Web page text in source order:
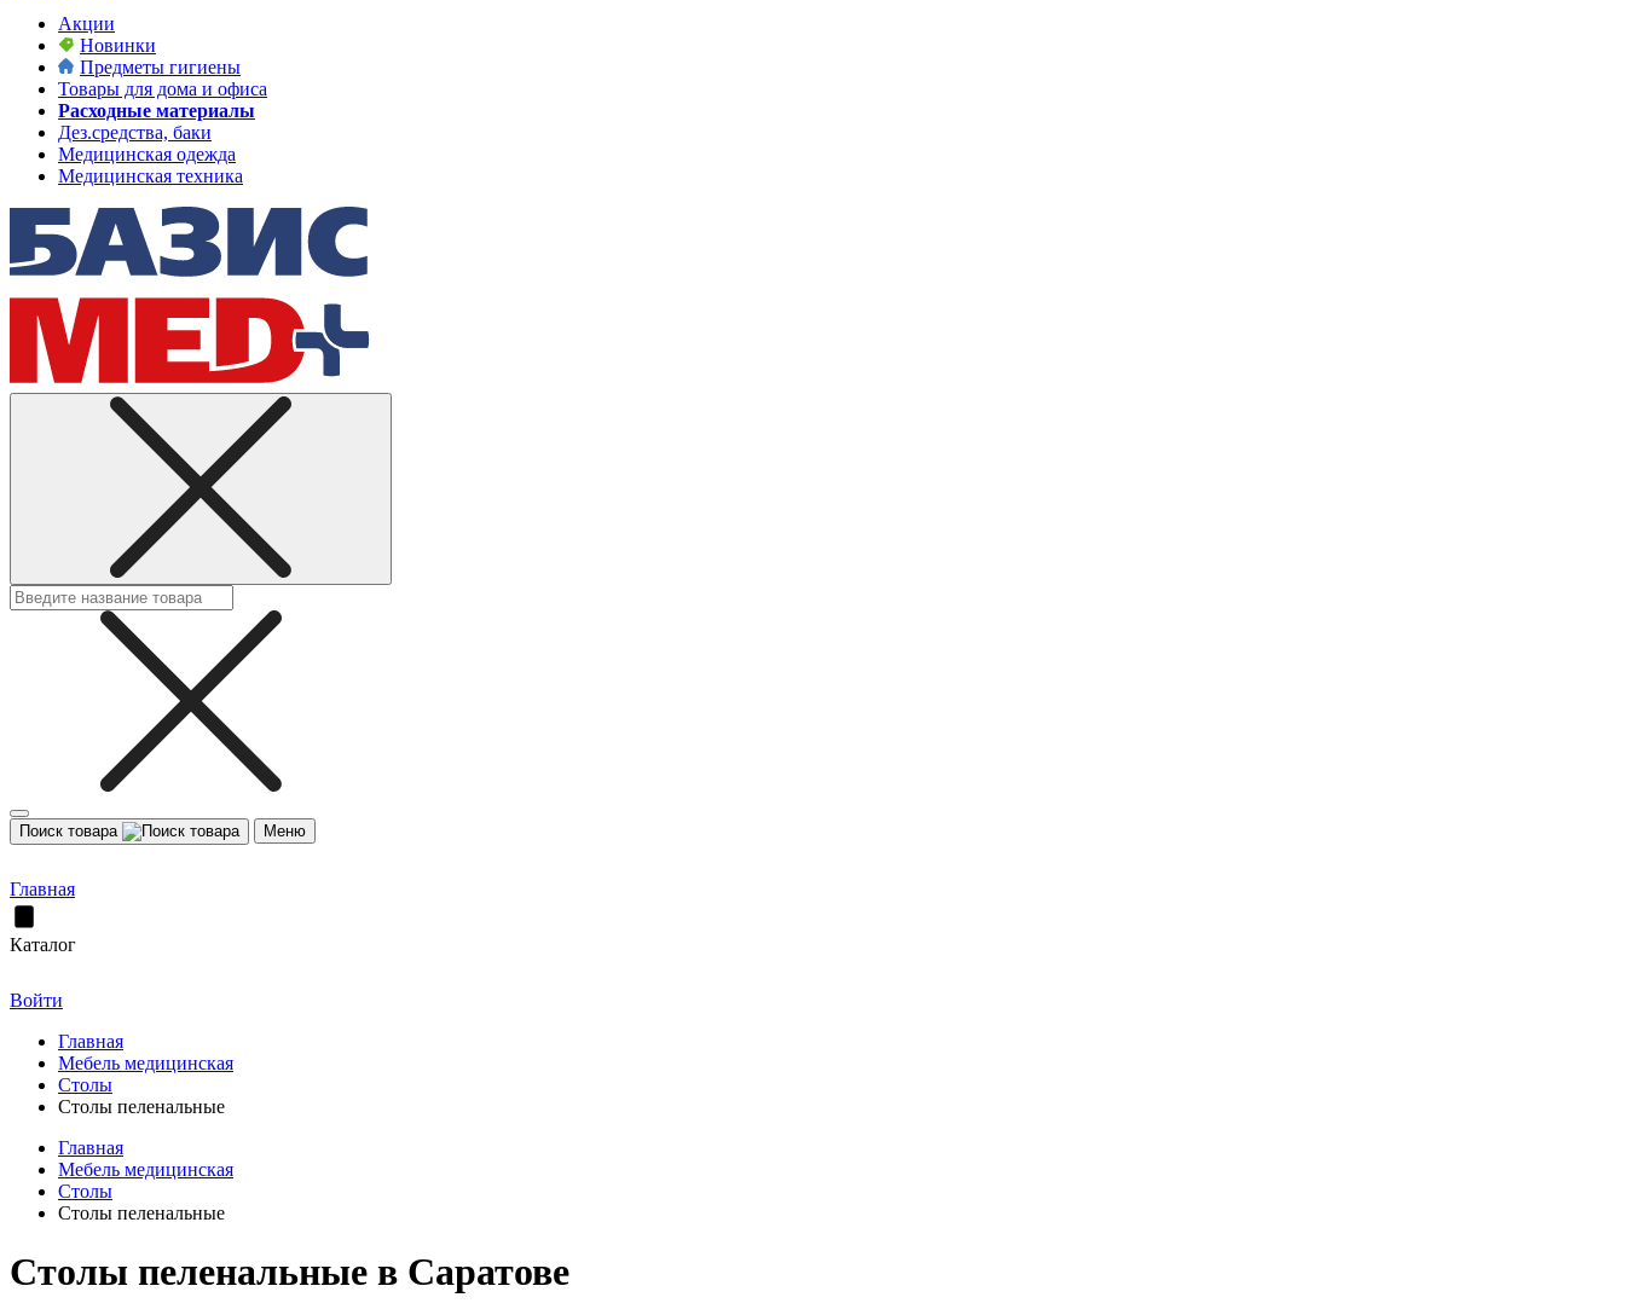
Акции
Новинки
Предметы гигиены
Товары для дома и офиса
Расходные материалы
Дез.средства, баки
Медицинская одежда
Медицинская техника
Поиск товара Меню
Главная
Каталог
Войти
Главная
Мебель медицинская
Столы
Столы пеленальные
Главная
Мебель медицинская
Столы
Столы пеленальные
Столы пеленальные в Саратове